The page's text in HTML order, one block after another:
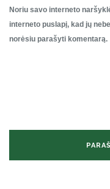
Noriu savo interneto
interneto puslapį, kad jų
norėsiu parašyti komentarą.